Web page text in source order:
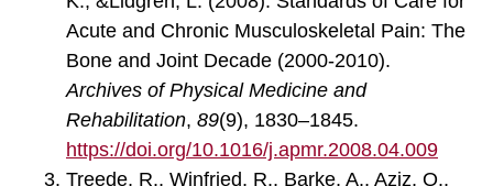
Acute and Chronic Musculoskeletal Pain: The
Bone and Joint Decade (2000-2010).
Archives of Physical Medicine and
Rehabilitation, 89(9), 1830–1845.
https://doi.org/10.1016/j.apmr.2008.04.009
Treede, R., Winfried, R., Barke, A., Aziz, Q.,